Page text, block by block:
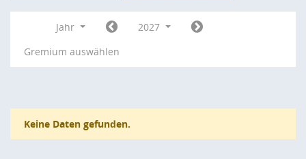
Jahr
2027
Gremium auswählen
Keine Daten gefunden.